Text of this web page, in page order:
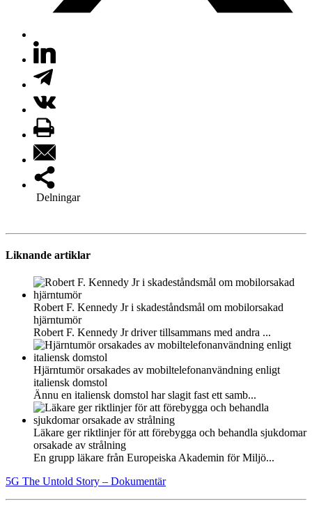
Delningar
Liknande artiklar
Robert F. Kennedy Jr i skadeståndsmål om mobilorsakad
hjärntumör
Robert F. Kennedy Jr driver tillsammans med andra ...
Hjärntumör orsakades av mobiltelefonanvändning enligt
italiensk domstol
Ännu en italiensk domstol har slagit fast ett samb...
Läkare ger riktlinjer för att förebygga och behandla sjukdomar
orsakade av strålning
En grupp läkare från Europeiska Akademin för Miljö...
5G The Untold Story – Dokumentär